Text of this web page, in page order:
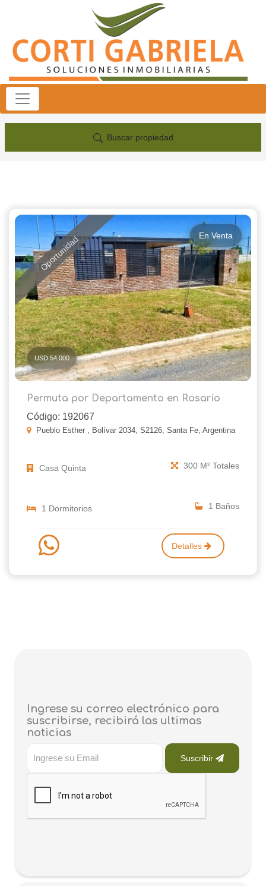
Buscar propiedad
Oportunidad En Venta
USD 54.000
Permuta por Departamento en Rosario
Código: 192067
Pueblo Esther , Bolívar 2034, S2126, Santa Fe, Argentina
Casa Quinta 300 M² Totales
1 Dormitorios 1 Baños
Detalles
Ingrese su correo electrónico para
suscribirse, recibirá las ultimas
noticias
Suscribir